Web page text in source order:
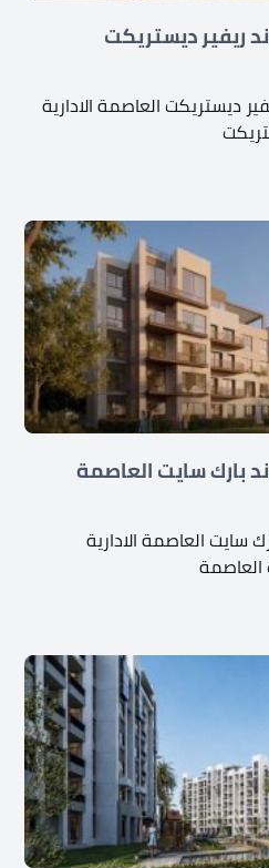
ريفير ديستريكت
ديستريكت العاصمة الادارية
بارك سايت العاصمة
سايت العاصمة الادارية
العاصمة